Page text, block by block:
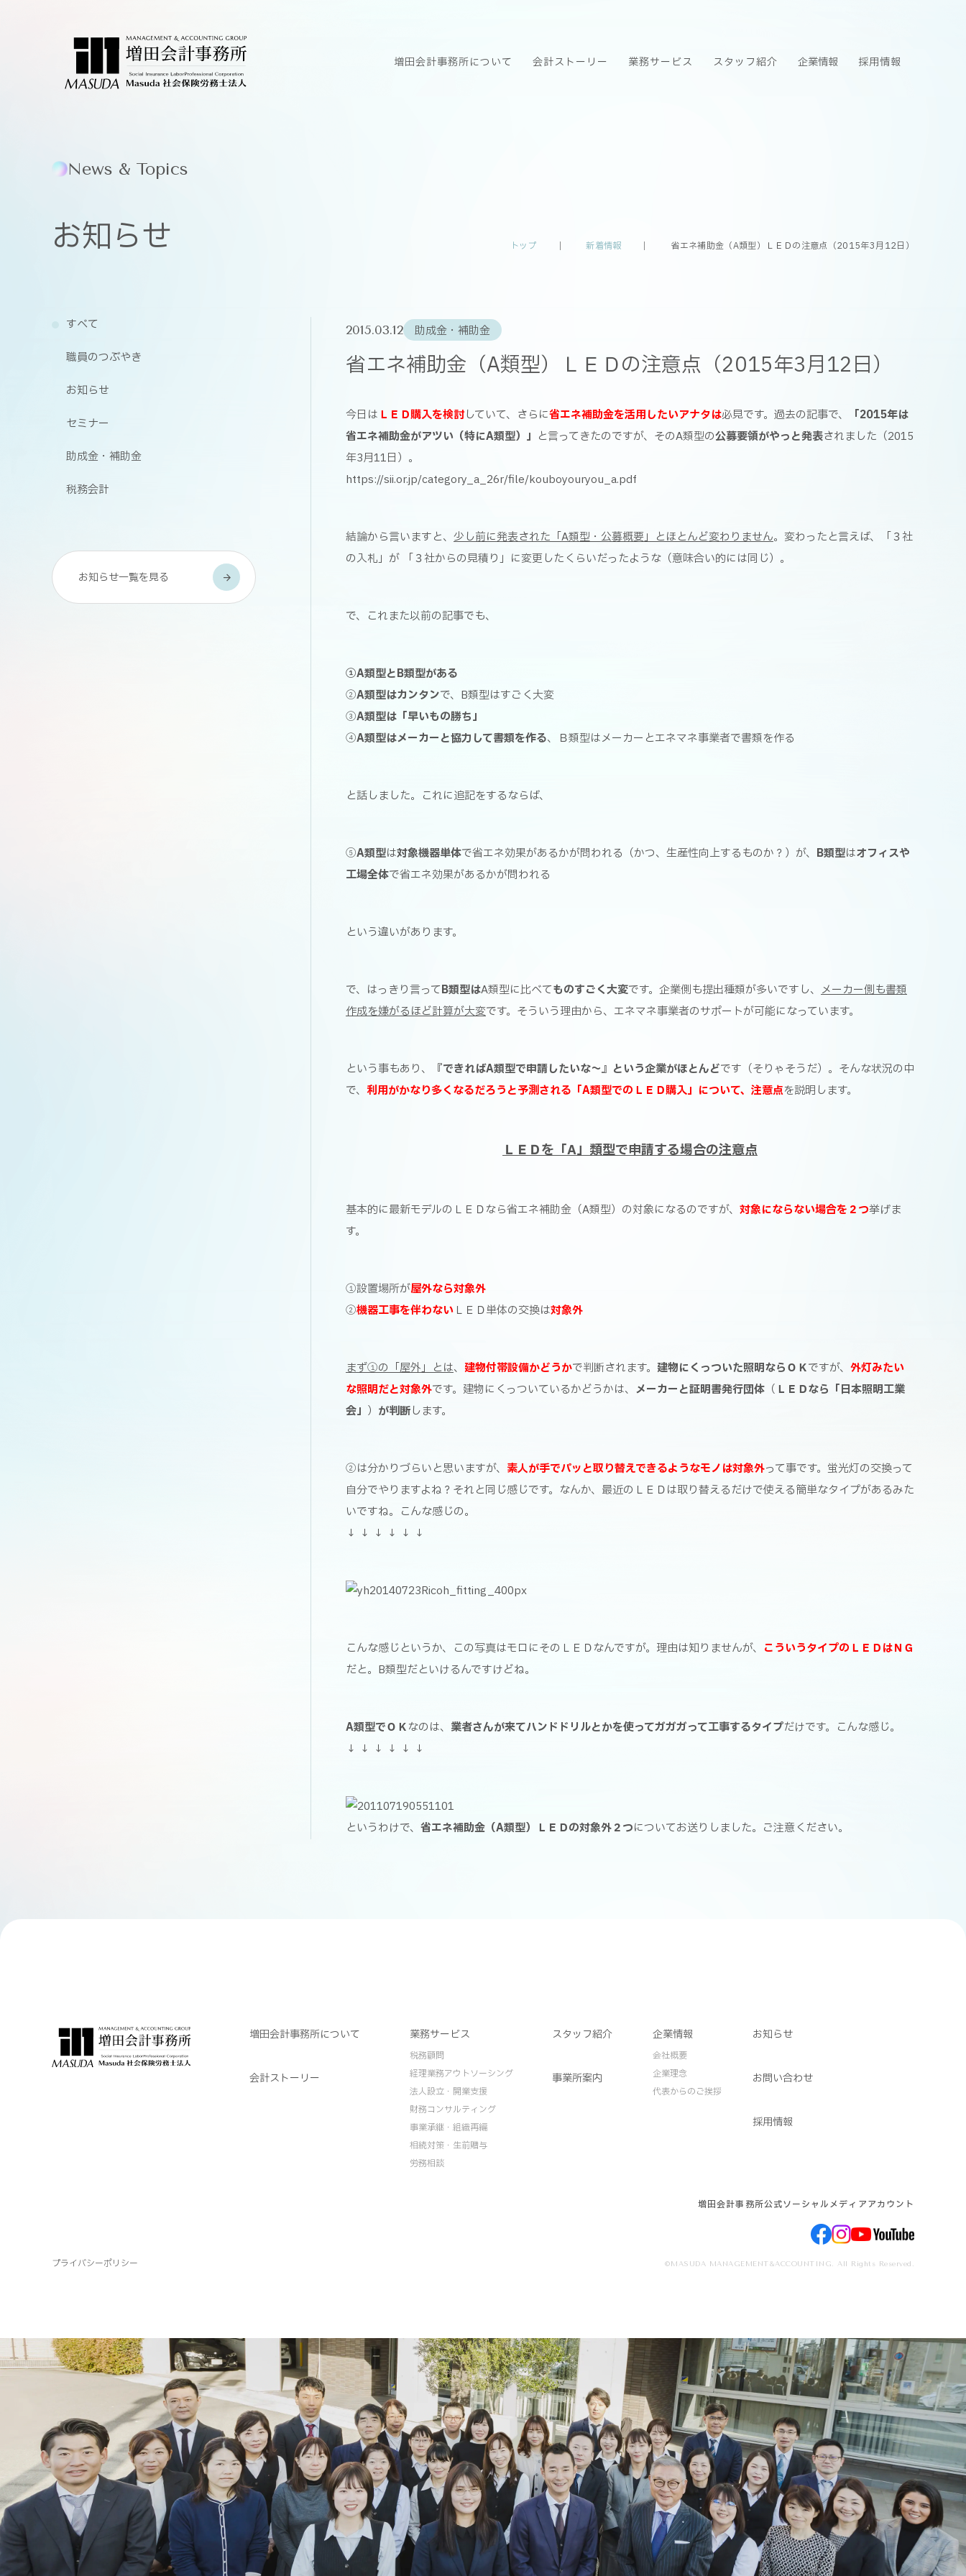
増田会計事務所について 会計ストーリー 業務サービス スタッフ紹介 企業情報 採用情報
News & Topics
お知らせ トップ 新着情報 省エネ補助金（A類型）ＬＥＤの注意点（2015年3月12日）
すべて
職員のつぶやき
お知らせ
セミナー
助成金・補助金
税務会計
お知らせ一覧を見る
arrow_forward arrow_forward
2015.03.12 助成金・補助金
省エネ補助金（A類型）ＬＥＤの注意点（2015年3月12日）
今日は ＬＥＤ購入を検討していて、さらに省エネ補助金を活用したいアナタは必見です。過去の記事で、
「2015年は
省エネ補助金がアツい（特にA類型）」 と言ってきたのですが、そのA類型の公募要領がやっと発表されました（2015
年3月11日）。
https://sii.or.jp/category_a_26r/file/kouboyouryou_a.pdf
結論から言いますと、 少し前に発表された「A類型・公募概要」とほとんど変わりません。変わったと言えば、「３社
の入札」が 「３社からの見積り」に変更したくらいだったような（意味合い的には同じ）。
で、これまた以前の記事でも、
①A類型とB類型がある
②A類型はカンタンで、B類型はすごく大変
③A類型は「早いもの勝ち」
④A類型はメーカーと協力して書類を作る、Ｂ類型はメーカーとエネマネ事業者で書類を作る
と話しました。これに追記をするならば、
⑤A類型は対象機器単体で省エネ効果があるかが問われる（かつ、生産性向上するものか？）が、 B類型はオフィスや
工場全体で省エネ効果があるかが問われる
という違いがあります。
で、はっきり言ってB類型はA類型に比べてものすごく大変です。企業側も提出種類が多いですし、 メーカー側も書類
作成を嫌がるほど計算が大変です。そういう理由から、エネマネ事業者のサポートが可能になっています。
という事もあり、 『できればA類型で申請したいな～』という企業がほとんどです（そりゃそうだ）。そんな状況の中
で、 利用がかなり多くなるだろうと予測される「A類型でのＬＥＤ購入」について、注意点を説明します。
ＬＥＤを「A」類型で申請する場合の注意点
基本的に最新モデルのＬＥＤなら省エネ補助金（A類型）の対象になるのですが、 対象にならない場合を２つ挙げま
す。
①設置場所が屋外なら対象外
②機器工事を伴わない ＬＥＤ単体の交換は対象外
まず①の「屋外」とは、 建物付帯設備かどうかで判断されます。 建物にくっついた照明ならＯＫですが、 外灯みたい
な照明だと対象外です。建物にくっついているかどうかは、 メーカーと証明書発行団体 （ ＬＥＤなら「日本照明工業
会」 ） が判断します。
②は分かりづらいと思いますが、 素人が手でパッと取り替えできるようなモノは対象外って事です。 蛍光灯の交換って
自分でやりますよね？それと同じ感じです。 なんか、最近のＬＥＤは取り替えるだけで使える簡単なタイプがあるみた
いですね。こんな感じの。
↓ ↓ ↓ ↓ ↓ ↓
こんな感じというか、この写真はモロにそのＬＥＤなんですが。理由は知りませんが、 こういうタイプのＬＥＤはＮＧ
だと。B類型だといけるんですけどね。
A類型でＯＫなのは、 業者さんが来てハンドドリルとかを使ってガガガって工事するタイプだけです。こんな感じ。
↓ ↓ ↓ ↓ ↓ ↓
というわけで、 省エネ補助金（A類型）ＬＥＤの対象外２つについてお送りしました。ご注意ください。
増田会計事務所について
会計ストーリー
業務サービス
税務顧問
経理業務アウトソーシング
法人設立・開業支援
財務コンサルティング
事業承継・組織再編
相続対策・生前贈与
労務相談
スタッフ紹介
事業所案内
企業情報
会社概要
企業理念
代表からのご挨拶
お知らせ
お問い合わせ
採用情報
プライバシーポリシー
増田会計事務所公式ソーシャルメディアアカウント
©MASUDA MANAGEMENT&ACCOUNTING. All Rights Reserved.